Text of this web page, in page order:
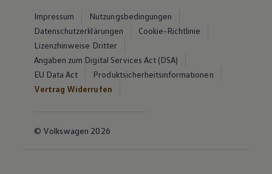
Impressum
Nutzungsbedingungen
Datenschutzerklärungen
Cookie-Richtlinie
Lizenzhinweise Dritter
Angaben zum Digital Services Act (DSA)
EU Data Act
Produktsicherheitsinformationen
Vertrag Widerrufen
© Volkswagen 2026